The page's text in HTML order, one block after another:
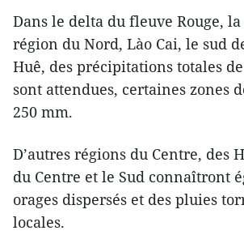
Dans le delta du fleuve Rouge,
région du Nord, Lào Cai, le sud
Huê, des précipitations totales
sont attendues, certaines zones
250 mm.
D’autres régions du Centre, des
du Centre et le Sud connaîtront
orages dispersés et des pluies
locales.